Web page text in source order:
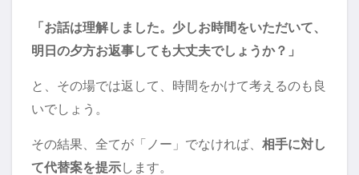
「お話は理解しました。少しお時間をいただいて、
明日の夕方お返事しても大丈夫でしょうか？」
と、その場では返して、時間をかけて考えるのも良
いでしょう。
その結果、全てが「ノー」でなければ、 相手に対し
て代替案を提示します。